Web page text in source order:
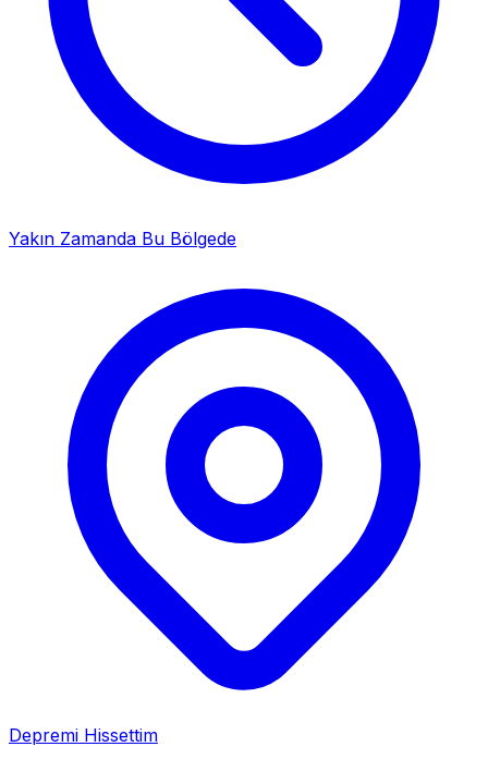
Yakın Zamanda Bu Bölgede
Depremi Hissettim